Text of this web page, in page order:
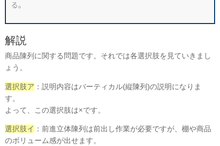
る。
解説
商品陳列に関する問題です。 それでは各選択肢を見ていきまし
ょう。
選択肢ア ：説明内容はバーティカル(縦陳列)の説明になりま
す。
よって、この選択肢は×です。
選択肢イ ：前進立体陳列は前出し作業が必要ですが、棚や商品
のボリューム感が出せます。